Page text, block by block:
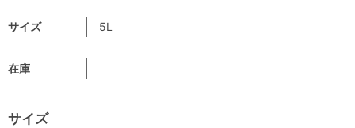
サイズ 5L
在庫
サイズ